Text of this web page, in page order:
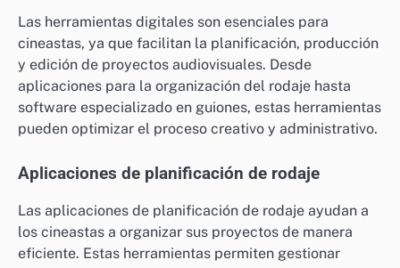
Las herramientas digitales son esenciales para
cineastas, ya que facilitan la planificación, producción
y edición de proyectos audiovisuales. Desde
aplicaciones para la organización del rodaje hasta
software especializado en guiones, estas herramientas
pueden optimizar el proceso creativo y administrativo.
Aplicaciones de planificación de rodaje
Las aplicaciones de planificación de rodaje ayudan a
los cineastas a organizar sus proyectos de manera
eficiente. Estas herramientas permiten gestionar